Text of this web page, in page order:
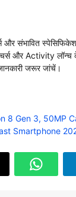
और संभावित
और Activity
जरूर जांचें।
8 Gen 3, 50MP
Smartphone